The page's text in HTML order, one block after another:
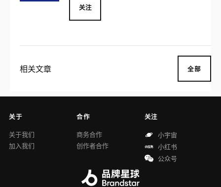
关注
相关文章 全部
关于
关于我们
加入我们
合作
商务合作
创作者合作
关注
小宇宙
小红书
公众号